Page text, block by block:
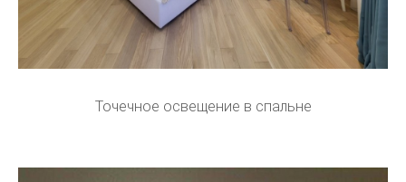
Точечное освещение в спальне